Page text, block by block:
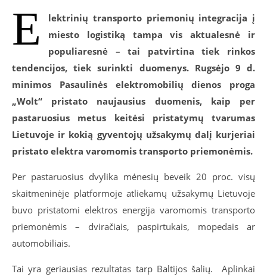
E
lektrinių transporto priemonių integracija į
miesto logistiką tampa vis aktualesnė ir
populiaresnė – tai patvirtina tiek rinkos
tendencijos, tiek surinkti duomenys. Rugsėjo 9 d.
minimos Pasaulinės elektromobilių dienos proga
„Wolt“ pristato naujausius duomenis, kaip per
pastaruosius metus keitėsi pristatymų tvarumas
Lietuvoje ir kokią gyventojų užsakymų dalį kurjeriai
pristato elektra varomomis transporto priemonėmis.
Per pastaruosius dvylika mėnesių beveik 20 proc. visų
skaitmeninėje platformoje atliekamų užsakymų Lietuvoje
buvo pristatomi elektros energija varomomis transporto
priemonėmis – dviračiais, paspirtukais, mopedais ar
automobiliais.
Tai yra geriausias rezultatas tarp Baltijos šalių. Aplinkai